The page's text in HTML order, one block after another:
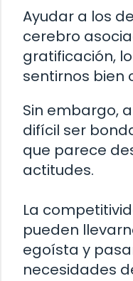
Ayudar a los
cerebro
gratificación,
sentirnos bien
Sin embargo,
difícil ser
que parece
actitudes.
La
pueden
egoísta y
necesidades